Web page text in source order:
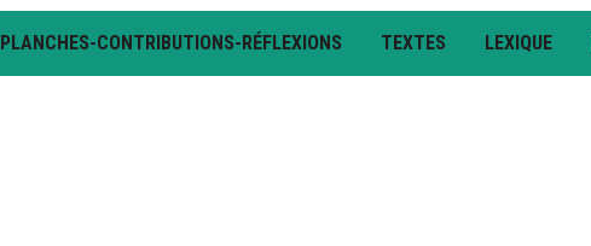
PLANCHES-CONTRIBUTIONS-RÉFLEXIONS TEXTES LEXIQUE